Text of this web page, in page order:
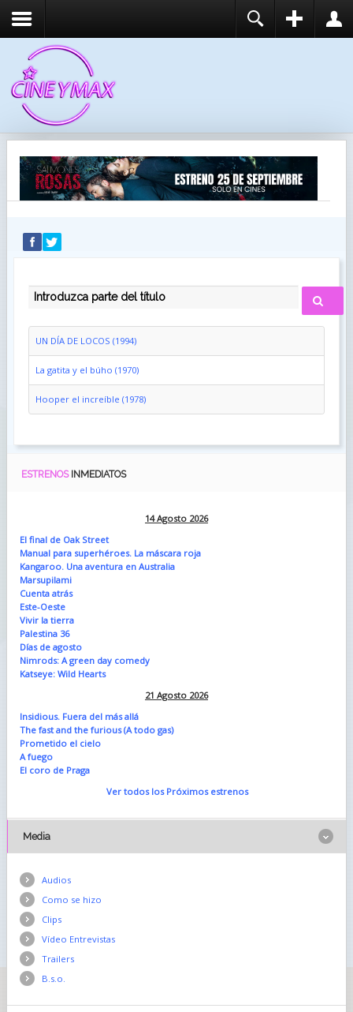
RECUÉRDEME
IDENTIFICARSE
INTRODUZCA PARTE DEL TÍTULO
UN DÍA DE LOCOS (1994)
La gatita y el búho (1970)
Hooper el increíble (1978)
ESTRENOS INMEDIATOS
14 Agosto 2026
El final de Oak Street
Manual para superhéroes. La máscara roja
Kangaroo. Una aventura en Australia
Marsupilami
Cuenta atrás
Este-Oeste
Vivir la tierra
Palestina 36
Días de agosto
Nimrods: A green day comedy
Katseye: Wild Hearts
21 Agosto 2026
Insidious. Fuera del más allá
The fast and the furious (A todo gas)
Prometido el cielo
A fuego
El coro de Praga
Ver todos los Próximos estrenos
Media
Audios
Como se hizo
Clips
Vídeo Entrevistas
Trailers
B.s.o.